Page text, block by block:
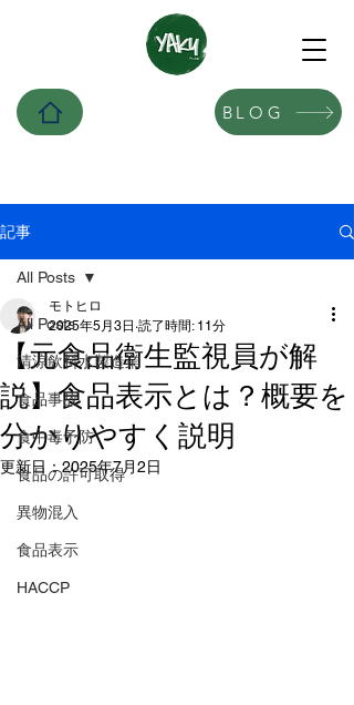
BLOG
記事
All Posts
清涼飲料水製造業
食品事故
食中毒予防
食品の許可取得
異物混入
食品表示
HACCP
All Posts
【元食品衛生監視員が解
説】食品表示とは？概要を
分かりやすく説明
モトヒロ
2025年5月3日 読了時間: 11分
更新日：2025年7月2日